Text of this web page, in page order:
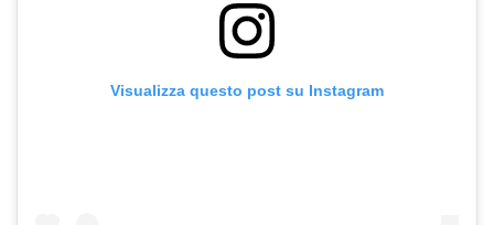
Visualizza questo post su Instagram